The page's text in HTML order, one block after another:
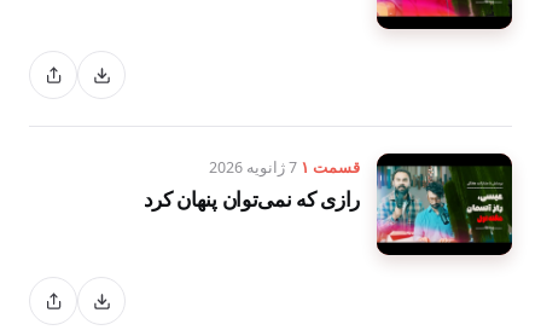
قسمت ۱ 7 ژانویه 2026
رازی که نمی‌توان پنهان کرد